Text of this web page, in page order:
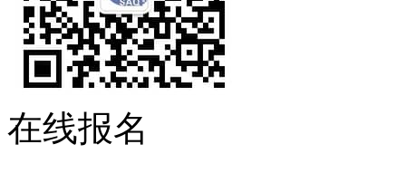
在线报名